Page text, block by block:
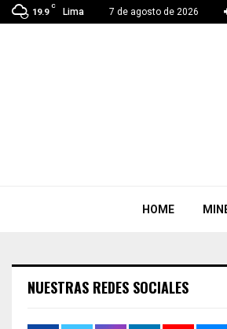
19.9
C
Lima 7 de agosto de 2026
HOME
NUESTRAS REDES SOCIALES